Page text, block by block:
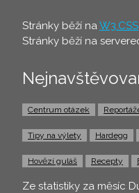
Stránky běží naW3.CSS
Stránky běží na
Centrum otázek
Tipy na výlety Hardegg
Hovězí guláš Recepty
Ze statistiky za měsíc